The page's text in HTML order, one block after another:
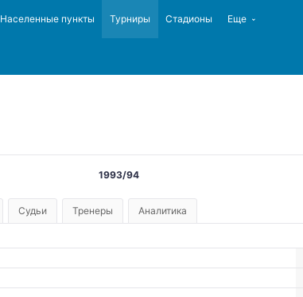
Населенные пункты Турниры Стадионы Еще
1993/94
Судьи Тренеры Аналитика